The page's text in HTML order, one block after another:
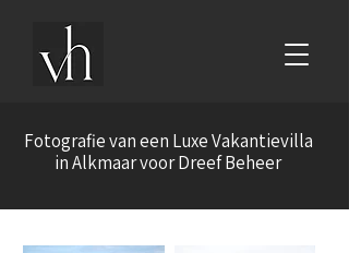
Fotografie van een Luxe Vakantievilla
in Alkmaar voor Dreef Beheer